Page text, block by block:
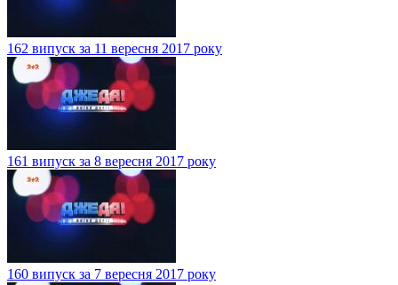
162 випуск за 11 вересня 2017 року
161 випуск за 8 вересня 2017 року
160 випуск за 7 вересня 2017 року